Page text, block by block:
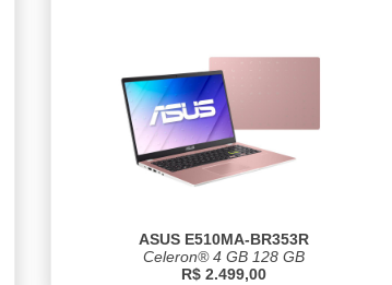
ASUS E510MA-BR353R
Celeron® 4 GB 128 GB
R$ 2.499,00